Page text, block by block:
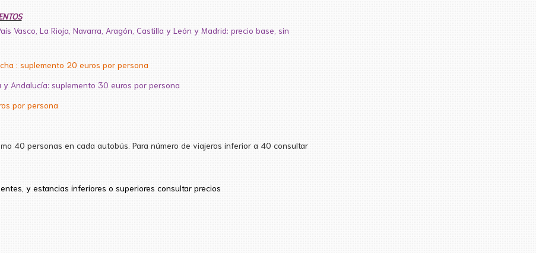
Vasco, La Rioja, Navarra, Aragón, Castilla y León y Madrid: precio base, sin
: suplemento 20 euros por persona
y Andalucía: suplemento 30 euros por persona
por persona
40 personas en cada autobús. Para número de viajeros inferior a 40 consultar
y estancias inferiores o superiores consultar precios